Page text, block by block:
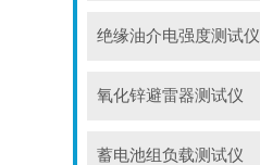
绝缘油介电强度测试仪
氧化锌避雷器测试仪
蓄电池组负载测试仪